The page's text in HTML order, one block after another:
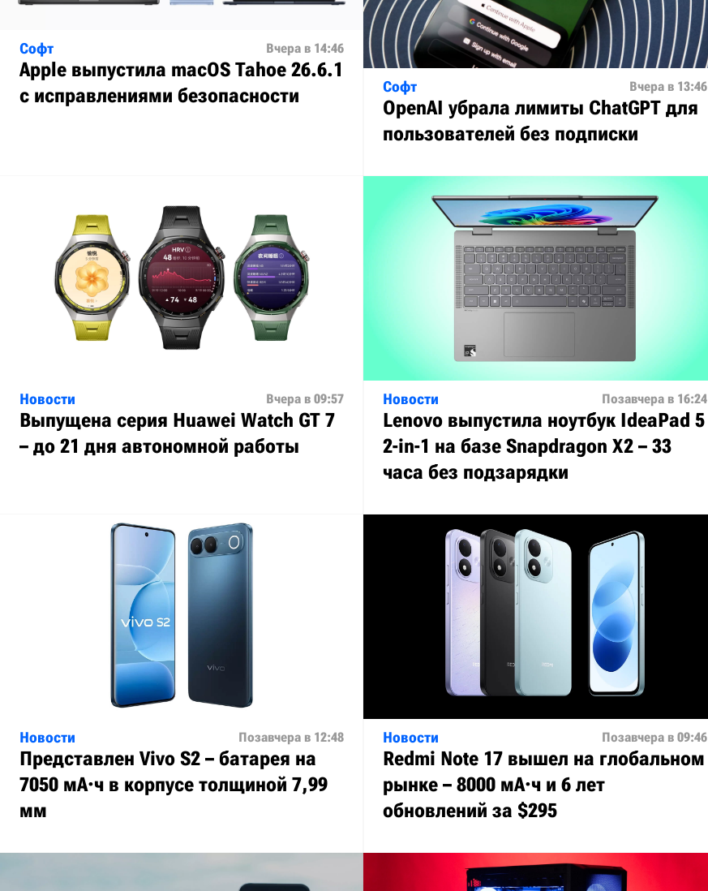
Софт Вчера в 14:46
Apple выпустила macOS Tahoe 26.6.1
с исправлениями безопасности
Софт Вчера в 13:46
OpenAI убрала лимиты ChatGPT для
пользователей без подписки
Новости Вчера в 09:57
Выпущена серия Huawei Watch GT 7
– до 21 дня автономной работы
Новости Позавчера в 16:24
Lenovo выпустила ноутбук IdeaPad 5
2-in-1 на базе Snapdragon X2 – 33
часа без подзарядки
Новости Позавчера в 12:48
Представлен Vivo S2 – батарея на
7050 мА·ч в корпусе толщиной 7,99
мм
Новости Позавчера в 09:46
Redmi Note 17 вышел на глобальном
рынке – 8000 мА·ч и 6 лет
обновлений за $295